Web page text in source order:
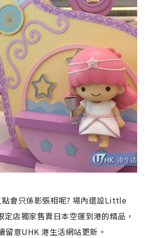
點會只係影張相呢? 場內還設Little
店獨家售賣日本空運到港的精品，
留意UHK 港生活網站更新。